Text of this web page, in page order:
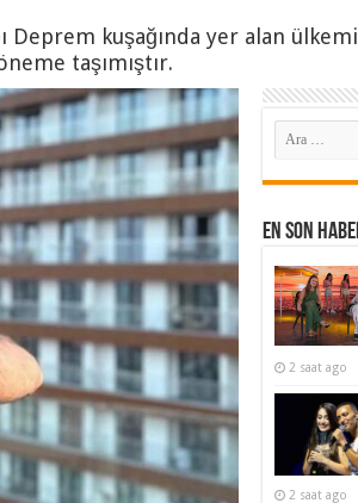
Deprem kuşağında yer alan
taşımıştır.
En Son
2 saat ago
2 saat ago